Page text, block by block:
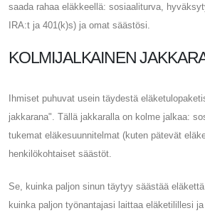
saada rahaa eläkkeellä: sosiaaliturva,
IRA:t ja 401(k)s) ja omat säästösi.
KOLMIJALKAINEN
Ihmiset puhuvat usein täydestä
jakkarana". Tällä jakkaralla on kolme jalkaa:
tukemat eläkesuunnitelmat (kuten pätevät
henkilökohtaiset säästöt.
Se, kuinka paljon sinun täytyy säästää
kuinka paljon työnantajasi laittaa eläketilillesi